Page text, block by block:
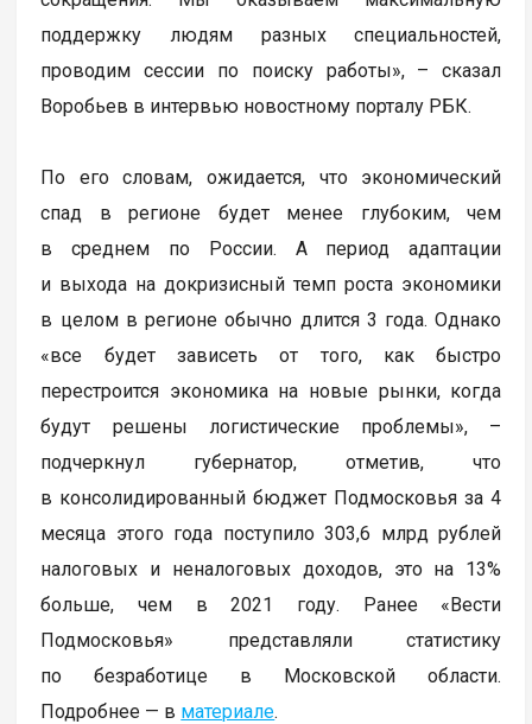
поддержку людям разных специальностей,
проводим сессии по поиску работы», – сказал
Воробьев в интервью новостному порталу РБК.
По его словам, ожидается, что экономический
спад в регионе будет менее глубоким, чем
в среднем по России. А период адаптации
и выхода на докризисный темп роста экономики
в целом в регионе обычно длится 3 года. Однако
«все будет зависеть от того, как быстро
перестроится экономика на новые рынки, когда
будут решены логистические проблемы», –
подчеркнул губернатор, отметив, что
в консолидированный бюджет Подмосковья за 4
месяца этого года поступило 303,6 млрд рублей
налоговых и неналоговых доходов, это на 13%
больше, чем в 2021 году. Ранее «Вести
Подмосковья» представляли статистику
по безработице в Московской области.
Подробнее — в материале.